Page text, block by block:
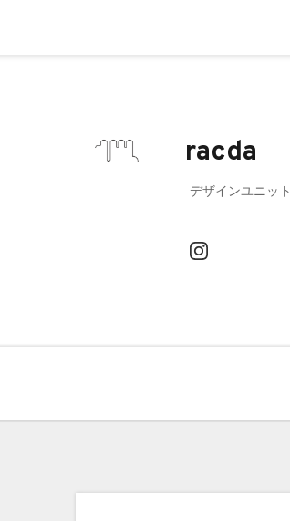
racda
デザインユニット